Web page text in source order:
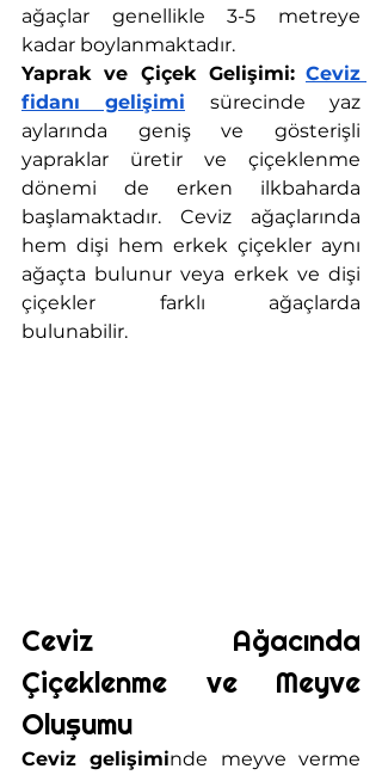
ağaçlar genellikle 3-5 metreye
kadar boylanmaktadır.
Yaprak ve Çiçek Gelişimi: Ceviz
fidanı gelişimi
sürecinde yaz
aylarında geniş ve gösterişli
yapraklar üretir ve çiçeklenme
dönemi de erken ilkbaharda
başlamaktadır. Ceviz ağaçlarında
hem dişi hem erkek çiçekler aynı
ağaçta bulunur veya erkek ve dişi
çiçekler farklı ağaçlarda
bulunabilir.
Ceviz Ağacında
Çiçeklenme ve Meyve
Oluşumu
Ceviz gelişiminde meyve verme